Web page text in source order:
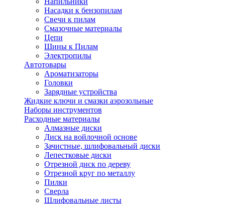
Насадки к бензопилам
Свечи к пилам
Смазочные материалы
Цепи
Шины к Пилам
Электропилы
Автотовары
Ароматизаторы
Головки
Зарядные устройства
Жидкие ключи и смазки аэрозольные
Наборы инструментов
Расходные материалы
Алмазные диски
Диск на войлочной основе
Зачистные, шлифовальный диски
Лепестковые диски
Отрезной диск по дереву
Отрезной круг по металлу
Пилки
Сверла
Шлифовальные листы